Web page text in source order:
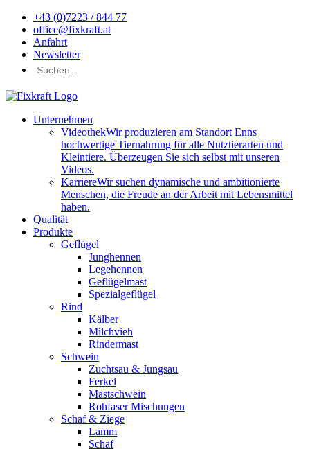
+43 (0)7223 / 844 77
office@fixkraft.at
Anfahrt
Newsletter
Unternehmen
VideothekWir produzieren am Standort Enns
hochwertige Tiernahrung für alle Nutztierarten und
Kleintiere. Überzeugen Sie sich selbst mit unseren
Videos.
KarriereWir suchen dynamische und ambitionierte
Menschen, die Freude an der Arbeit mit Lebensmittel
haben.
Qualität
Produkte
Geflügel
Junghennen
Legehennen
Geflügelmast
Spezialgeflügel
Rind
Kälber
Milchvieh
Rindermast
Schwein
Zuchtsau & Jungsau
Ferkel
Mastschwein
Rohfaser Mischungen
Schaf & Ziege
Lamm
Schaf